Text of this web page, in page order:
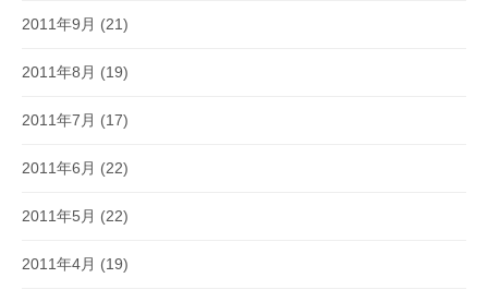
2011年9月 (21)
2011年8月 (19)
2011年7月 (17)
2011年6月 (22)
2011年5月 (22)
2011年4月 (19)